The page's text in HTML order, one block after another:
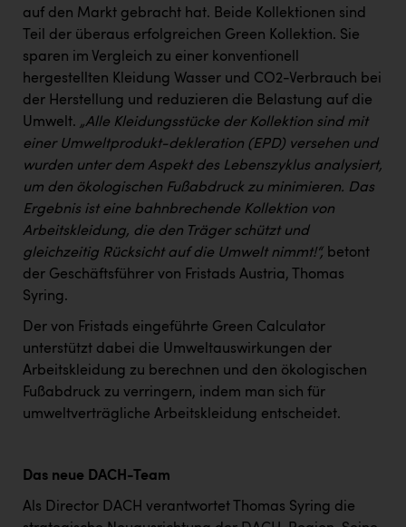
Schwingshandl - automation technology gmbh
Seher + Partner
Smurfit Westrock Nettingsdorf
TCL
TGW Logistics
TRAILOMAT & Cycling Austria
VERITAS
Vier Diamanten
Vorlagenportal
Wir besiegen Krebs
ZGONC
auf den Markt gebracht hat. Beide Kollektionen sind
Teil der überaus erfolgreichen Green Kollektion. Sie
sparen im Vergleich zu einer konventionell
hergestellten Kleidung Wasser und CO2-Verbrauch bei
der Herstellung und reduzieren die Belastung auf die
Umwelt. „Alle Kleidungsstücke der Kollektion sind mit
einer Umweltprodukt-dekleration (EPD) versehen und
wurden unter dem Aspekt des Lebenszyklus analysiert,
um den ökologischen Fußabdruck zu minimieren. Das
Ergebnis ist eine bahnbrechende Kollektion von
Arbeitskleidung, die den Träger schützt und
gleichzeitig Rücksicht auf die Umwelt nimmt!“, betont
der Geschäftsführer von Fristads Austria, Thomas
Syring.
Der von Fristads eingeführte Green Calculator
unterstützt dabei die Umweltauswirkungen der
Arbeitskleidung zu berechnen und den ökologischen
Fußabdruck zu verringern, indem man sich für
umweltverträgliche Arbeitskleidung entscheidet.
Das neue DACH-Team
Als Director DACH verantwortet Thomas Syring die